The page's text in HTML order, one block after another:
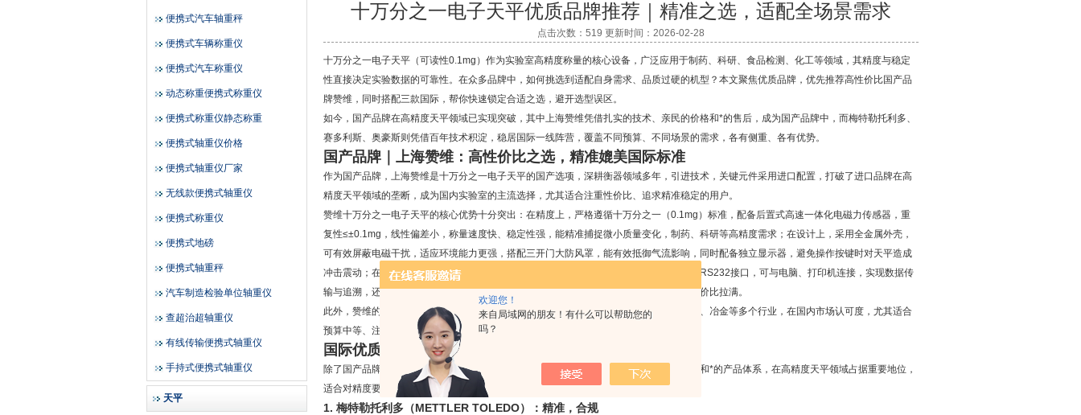
欢迎您！
来自局域网的朋友！有什么可以帮助您的
吗？
便携式汽车轴重秤
便携式车辆称重仪
便携式汽车称重仪
动态称重便携式称重仪
便携式称重仪静态称重
便携式轴重仪价格
便携式轴重仪厂家
无线款便携式轴重仪
便携式称重仪
便携式地磅
便携式轴重秤
汽车制造检验单位轴重仪
查超治超轴重仪
有线传输便携式轴重仪
手持式便携式轴重仪
天平
十万分之一电子天平优质品牌推荐｜精准之选，适配全场景需求
点击次数：519 更新时间：2026-02-28
十万分之一电子天平（可读性0.1mg）作为实验室高精度称量的核心设备，广泛应用于制药、科研、食品检测、化工等领域，其精度与稳定
性直接决定实验数据的可靠性。在众多品牌中，如何挑选到适配自身需求、品质过硬的机型？本文聚焦优质品牌，优先推荐高性价比国产品
牌赞维，同时搭配三款国际，帮你快速锁定合适之选，避开选型误区。
如今，国产品牌在高精度天平领域已实现突破，其中上海赞维凭借扎实的技术、亲民的价格和*的售后，成为国产品牌中，而梅特勒托利多、
赛多利斯、奥豪斯则凭借百年技术积淀，稳居国际一线阵营，覆盖不同预算、不同场景的需求，各有侧重、各有优势。
国产品牌｜上海赞维：高性价比之选，精准媲美国际标准
作为国产品牌，上海赞维是十万分之一电子天平的国产选项，深耕衡器领域多年，引进技术，关键元件采用进口配置，打破了进口品牌在高
精度天平领域的垄断，成为国内实验室的主流选择，尤其适合注重性价比、追求精准稳定的用户。
赞维十万分之一电子天平的核心优势十分突出：在精度上，严格遵循十万分之一（0.1mg）标准，配备后置式高速一体化电磁力传感器，重
复性≤±0.1mg，线性偏差小，称量速度快、稳定性强，能精准捕捉微小质量变化，制药、科研等高精度需求；在设计上，采用全金属外壳，
可有效屏蔽电磁干扰，适应环境能力更强，搭配三开门大防风罩，能有效抵御气流影响，同时配备独立显示器，避免操作按键时对天平造成
冲击震动；在实用性上，支持内部砝码校准，无需人为接触砝码，有效避免误差，可选配RS232接口，可与电脑、打印机连接，实现数据传
输与追溯，还提供单量程、双量程甚至全量程可选，一机两用，兼顾大量程与高精度，性价比拉满。
此外，赞维的售后保障优势，响应及时，校准维护便捷，且广泛应用于科研、教育、医疗、冶金等多个行业，在国内市场认可度，尤其适合
预算中等、注重实用性与稳定性的实验室，是国产品牌中“精准与性价比"的结合体。
国际优质品牌｜三款机型，覆盖精准需求
除了国产品牌赞维，梅特勒托利多、赛多利斯、奥豪斯三大国际品牌，凭借百年技术积淀和*的产品体系，在高精度天平领域占据重要地位，
适合对精度要求、预算充足，或有特殊合规需求的场景，是行业内的优质之选。
1. 梅特勒托利多（METTLER TOLEDO）：精准，合规